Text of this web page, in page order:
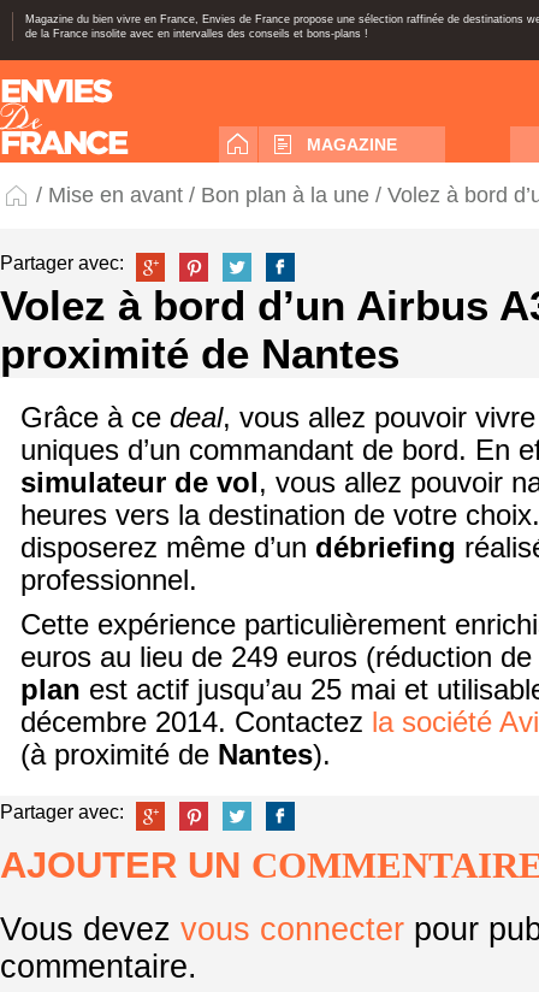
Magazine du bien vivre en France, Envies de France propose une sélection raffinée de destinations
de la France insolite avec en intervalles des conseils et bons-plans !
MAGAZINE
/ Mise en avant / Bon plan à la une / Volez à bord
Partager avec:
Volez à bord d’un Airbus
proximité de Nantes
Grâce à ce deal, vous allez pouvoir
uniques d’un commandant de bord. En
simulateur de vol, vous allez pouvoir
heures vers la destination de votre
disposerez même d’un débriefing
professionnel.
Cette expérience particulièrement
euros au lieu de 249 euros (réduction
plan est actif jusqu’au 25 mai et
décembre 2014. Contactez la société
(à proximité de Nantes).
Partager avec:
AJOUTER UN
Vous devez vous connecter pour
commentaire.